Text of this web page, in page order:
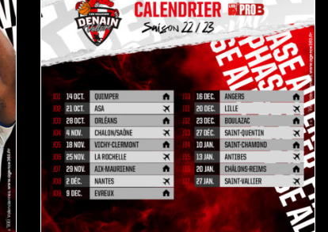
LE CALENDRIER OFFICIEL DE LA SAISON EST
SORTI !
actualités pro b